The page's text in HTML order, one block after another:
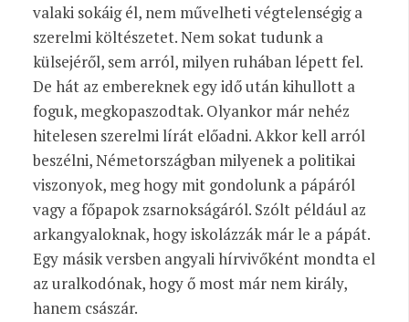
valaki sokáig él, nem művelheti végtelenségig a
szerelmi költészetet. Nem sokat tudunk a
külsejéről, sem arról, milyen ruhában lépett fel.
De hát az embereknek egy idő után kihullott a
foguk, megkopaszodtak. Olyankor már nehéz
hitelesen szerelmi lírát előadni. Akkor kell arról
beszélni, Németországban milyenek a politikai
viszonyok, meg hogy mit gondolunk a pápáról
vagy a főpapok zsarnokságáról. Szólt például az
arkangyaloknak, hogy iskolázzák már le a pápát.
Egy másik versben angyali hírvivőként mondta el
az uralkodónak, hogy ő most már nem király,
hanem császár.